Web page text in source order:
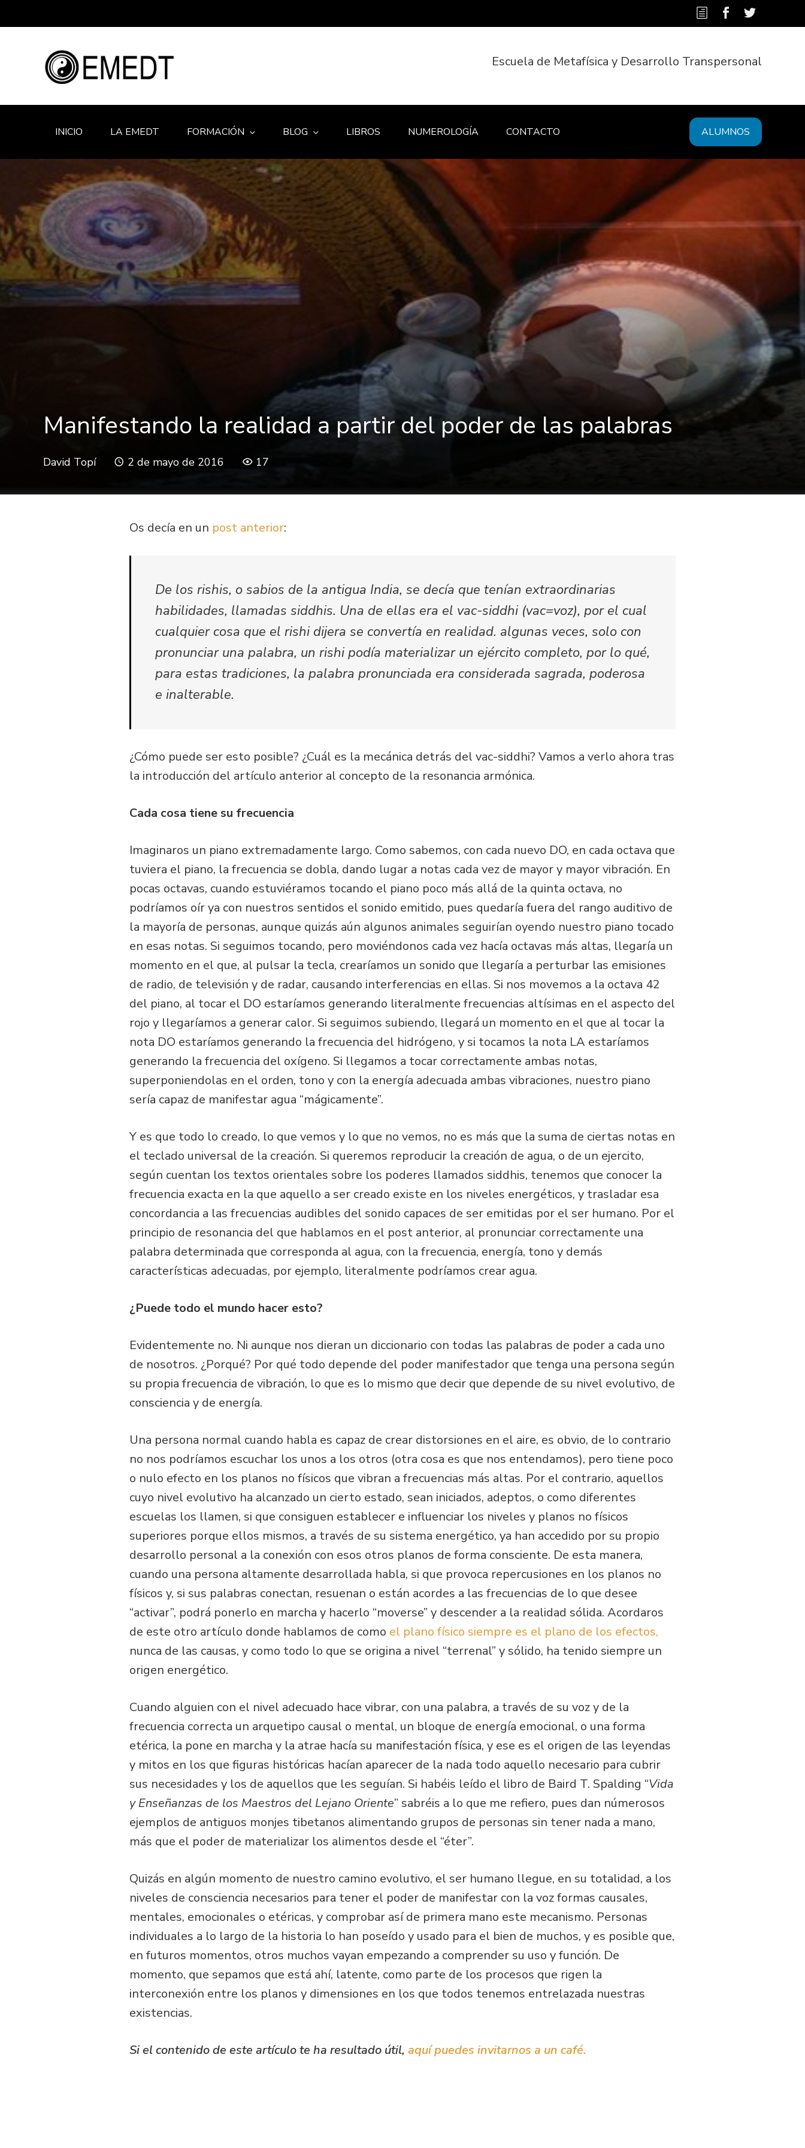
Escuela de Metafísica y Desarrollo Transpersonal
INICIO LA EMEDT FORMACIÓN BLOG LIBROS NUMEROLOGÍA CONTACTO ALUMNOS
Manifestando la realidad a partir del poder de las palabras
David Topí 2 de mayo de 2016 17
Os decía en un post anterior:
De los rishis, o sabios de la antigua India, se decía que tenían extraordinarias
habilidades, llamadas siddhis. Una de ellas era el vac-siddhi(vac=voz), por el cual
cualquier cosa que el rishidijera se convertía en realidad. algunas veces, solo con
pronunciar una palabra, un rishipodía materializar un ejército completo, por lo qué,
para estas tradiciones, la palabra pronunciada era considerada sagrada, poderosa
e inalterable.
¿Cómo puede ser esto posible? ¿Cuál es la mecánica detrás del vac-siddhi? Vamos a verlo ahora tras
la introducción del artículo anterior al concepto de la resonancia armónica.
Cada cosa tiene su frecuencia
Imaginaros un piano extremadamente largo. Como sabemos, con cada nuevo DO, en cada octava que
tuviera el piano, la frecuencia se dobla, dando lugar a notas cada vez de mayor y mayor vibración. En
pocas octavas, cuando estuviéramos tocando el piano poco más allá de la quinta octava, no
podríamos oír ya con nuestros sentidos el sonido emitido, pues quedaría fuera del rango auditivo de
la mayoría de personas, aunque quizás aún algunos animales seguirían oyendo nuestro piano tocado
en esas notas. Si seguimos tocando, pero moviéndonos cada vez hacía octavas más altas, llegaría un
momento en el que, al pulsar la tecla, crearíamos un sonido que llegaría a perturbar las emisiones
de radio, de televisión y de radar, causando interferencias en ellas. Si nos movemos a la octava 42
del piano, al tocar el DO estaríamos generando literalmente frecuencias altísimas en el aspecto del
rojo y llegaríamos a generar calor. Si seguimos subiendo, llegará un momento en el que al tocar la
nota DO estaríamos generando la frecuencia del hidrógeno, y si tocamos la nota LA estaríamos
generando la frecuencia del oxígeno. Si llegamos a tocar correctamente ambas notas,
superponiendolas en el orden, tono y con la energía adecuada ambas vibraciones, nuestro piano
sería capaz de manifestar agua “mágicamente”.
Y es que todo lo creado, lo que vemos y lo que no vemos, no es más que la suma de ciertas notas en
el teclado universal de la creación. Si queremos reproducir la creación de agua, o de un ejercito,
según cuentan los textos orientales sobre los poderes llamados siddhis, tenemos que conocer la
frecuencia exacta en la que aquello a ser creado existe en los niveles energéticos, y trasladar esa
concordancia a las frecuencias audibles del sonido capaces de ser emitidas por el ser humano. Por el
principio de resonancia del que hablamos en el post anterior, al pronunciar correctamente una
palabra determinada que corresponda al agua, con la frecuencia, energía, tono y demás
características adecuadas, por ejemplo, literalmente podríamos crear agua.
¿Puede todo el mundo hacer esto?
Evidentemente no. Ni aunque nos dieran un diccionario con todas las palabras de poder a cada uno
de nosotros. ¿Porqué? Por qué todo depende del poder manifestador que tenga una persona según
su propia frecuencia de vibración, lo que es lo mismo que decir que depende de su nivel evolutivo, de
consciencia y de energía.
Una persona normal cuando habla es capaz de crear distorsiones en el aire, es obvio, de lo contrario
no nos podríamos escuchar los unos a los otros (otra cosa es que nos entendamos), pero tiene poco
o nulo efecto en los planos no físicos que vibran a frecuencias más altas. Por el contrario, aquellos
cuyo nivel evolutivo ha alcanzado un cierto estado, sean iniciados, adeptos, o como diferentes
escuelas los llamen, si que consiguen establecer e influenciar los niveles y planos no físicos
superiores porque ellos mismos, a través de su sistema energético, ya han accedido por su propio
desarrollo personal a la conexión con esos otros planos de forma consciente. De esta manera,
cuando una persona altamente desarrollada habla, si que provoca repercusiones en los planos no
físicos y, si sus palabras conectan, resuenan o están acordes a las frecuencias de lo que desee
“activar”, podrá ponerlo en marcha y hacerlo “moverse” y descender a la realidad sólida. Acordaros
de este otro artículo donde hablamos de como el plano físico siempre es el plano de los efectos,
nunca de las causas, y como todo lo que se origina a nivel “terrenal” y sólido, ha tenido siempre un
origen energético.
Cuando alguien con el nivel adecuado hace vibrar, con una palabra, a través de su voz y de la
frecuencia correcta un arquetipo causal o mental, un bloque de energía emocional, o una forma
etérica, la pone en marcha y la atrae hacía su manifestación física, y ese es el origen de las leyendas
y mitos en los que figuras históricas hacían aparecer de la nada todo aquello necesario para cubrir
sus necesidades y los de aquellos que les seguían. Si habéis leído el libro de Baird T. Spalding “Vida
y Enseñanzas de los Maestros del Lejano Oriente” sabréis a lo que me refiero, pues dan númerosos
ejemplos de antiguos monjes tibetanos alimentando grupos de personas sin tener nada a mano,
más que el poder de materializar los alimentos desde el “éter”.
Quizás en algún momento de nuestro camino evolutivo, el ser humano llegue, en su totalidad, a los
niveles de consciencia necesarios para tener el poder de manifestar con la voz formas causales,
mentales, emocionales o etéricas, y comprobar así de primera mano este mecanismo. Personas
individuales a lo largo de la historia lo han poseído y usado para el bien de muchos, y es posible que,
en futuros momentos, otros muchos vayan empezando a comprender su uso y función. De
momento, que sepamos que está ahí, latente, como parte de los procesos que rigen la
interconexión entre los planos y dimensiones en los que todos tenemos entrelazada nuestras
existencias.
Si el contenido de este artículo te ha resultado útil, aquí puedes invitarnos a un café.